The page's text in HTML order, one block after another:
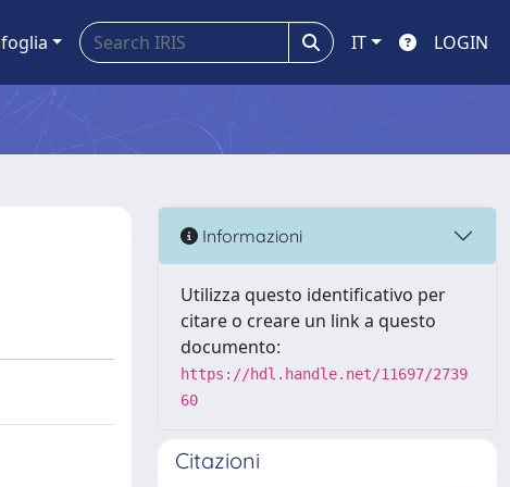
IT LOGIN
Informazioni
Utilizza questo identificativo per
citare o creare un link a questo
documento:
https://hdl.handle.net/11697/2739
60
Citazioni